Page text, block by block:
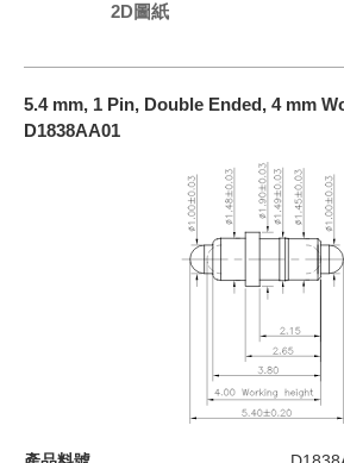
2D圖紙
5.4 mm, 1 Pin, Double Ended, 4 mm
D1838AA01